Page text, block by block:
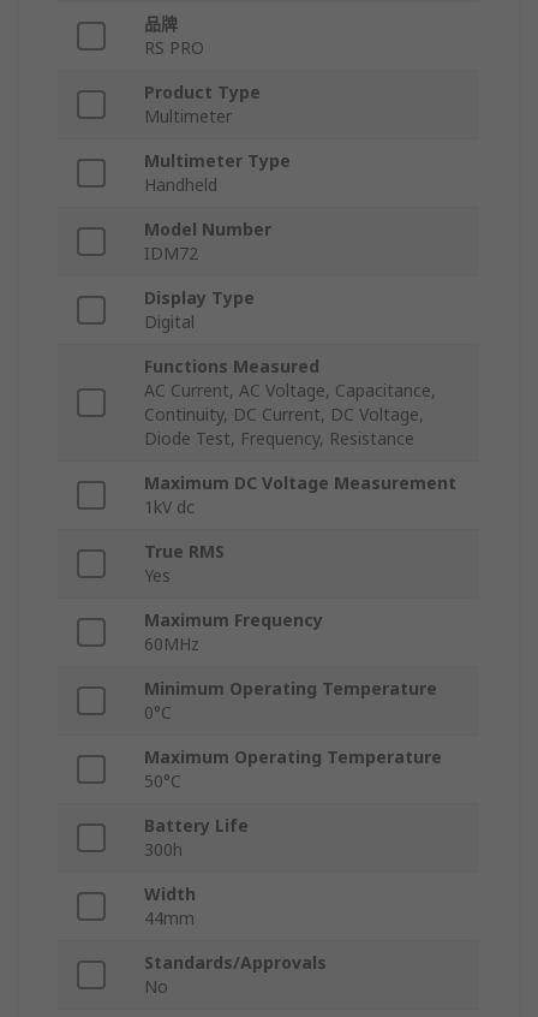
品牌
RS PRO
Product Type
Multimeter
Multimeter Type
Handheld
Model Number
IDM72
Display Type
Digital
Functions Measured
AC Current, AC Voltage, Capacitance,
Continuity, DC Current, DC Voltage,
Diode Test, Frequency, Resistance
Maximum DC Voltage Measurement
1kV dc
True RMS
Yes
Maximum Frequency
60MHz
Minimum Operating Temperature
0°C
Maximum Operating Temperature
50°C
Battery Life
300h
Width
44mm
Standards/Approvals
No